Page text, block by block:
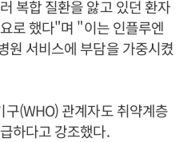
복합 질환을 앓고 있던 환자
로 했다"며 "이는 인플루엔
원 서비스에 부담을 가중시켰
(WHO) 관계자도 취약계층
하다고 강조했다.